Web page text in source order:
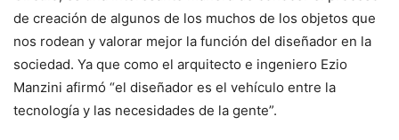
de creación de algunos de los muchos de los objetos que
nos rodean y valorar mejor la función del diseñador en la
sociedad. Ya que como el arquitecto e ingeniero Ezio
Manzini afirmó “el diseñador es el vehículo entre la
tecnología y las necesidades de la gente”.